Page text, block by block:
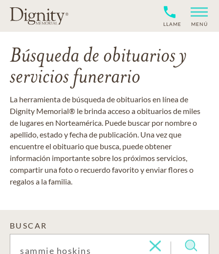
LLAME MENÚ
Búsqueda de obituarios y
servicios funerario
La herramienta de búsqueda de obituarios en línea de
Dignity Memorial® le brinda acceso a obituarios de miles
de lugares en Norteamérica. Puede buscar por nombre o
apellido, estado y fecha de publicación. Una vez que
encuentre el obituario que busca, puede obtener
información importante sobre los próximos servicios,
compartir una foto o recuerdo favorito y enviar flores o
regalos a la familia.
BUSCAR